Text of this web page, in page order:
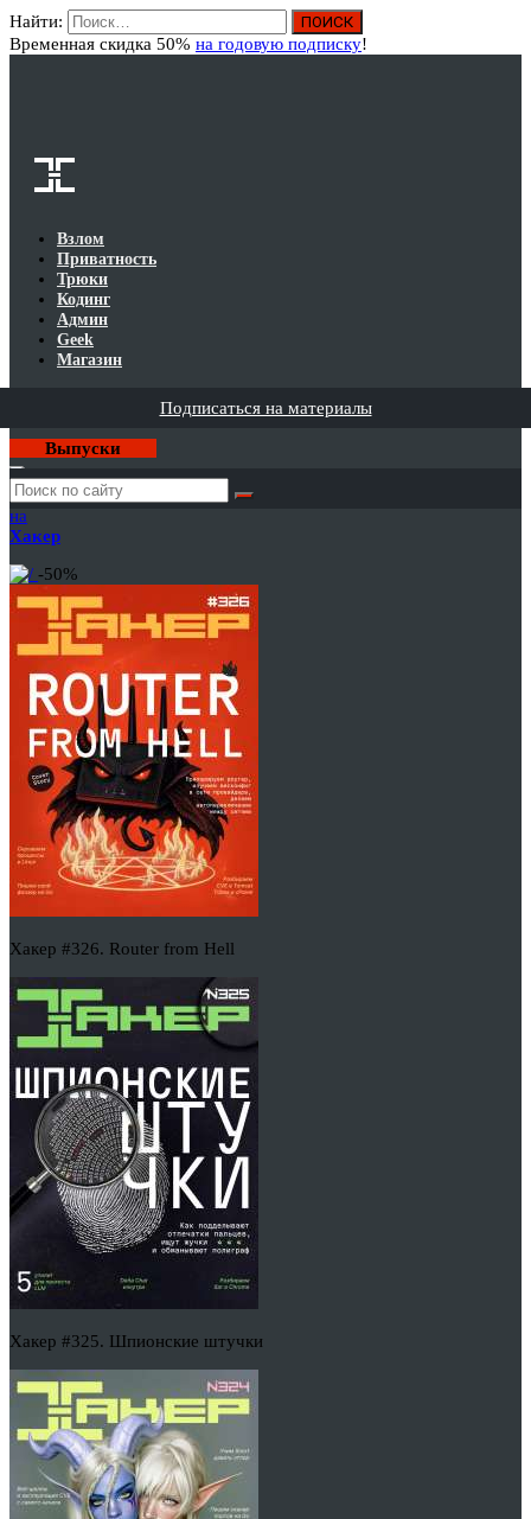
Найти:
Временная скидка 50% на годовую подписку!
Взлом
Приватность
Трюки
Кодинг
Админ
Geek
Магазин
Подписаться на материалы
Выпуски
Годовая
подписка
на
Хакер
-50%
Хакер #326. Router from Hell
Хакер #325. Шпионские штучки